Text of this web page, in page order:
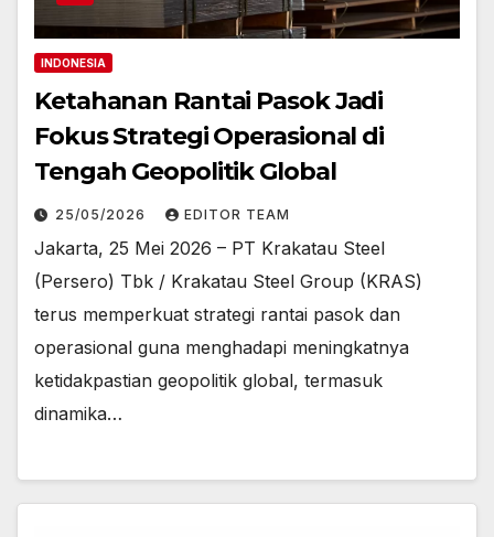
INDONESIA
Ketahanan Rantai Pasok Jadi
Fokus Strategi Operasional di
Tengah Geopolitik Global
25/05/2026 EDITOR TEAM
Jakarta, 25 Mei 2026 – PT Krakatau Steel
(Persero) Tbk / Krakatau Steel Group (KRAS)
terus memperkuat strategi rantai pasok dan
operasional guna menghadapi meningkatnya
ketidakpastian geopolitik global, termasuk
dinamika…